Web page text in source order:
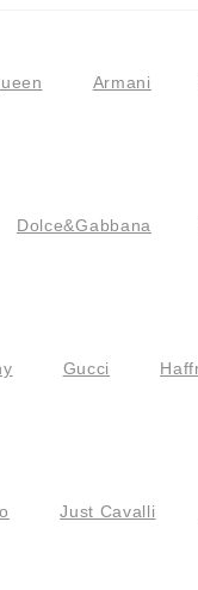
Armani
Dolce&Gabbana
Gucci
Just Cavalli